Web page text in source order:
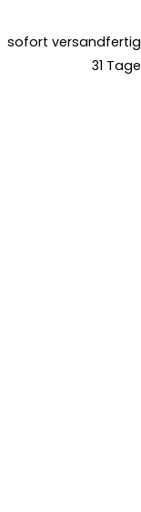
sofort versandfertig
31 Tage